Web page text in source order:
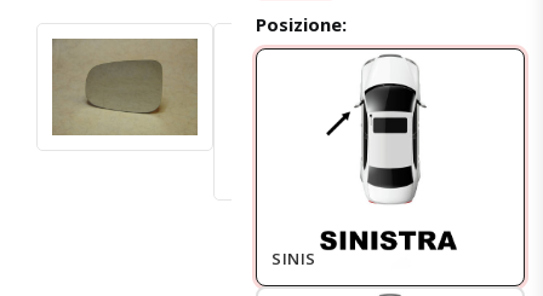
Posizione:
SINISTRO